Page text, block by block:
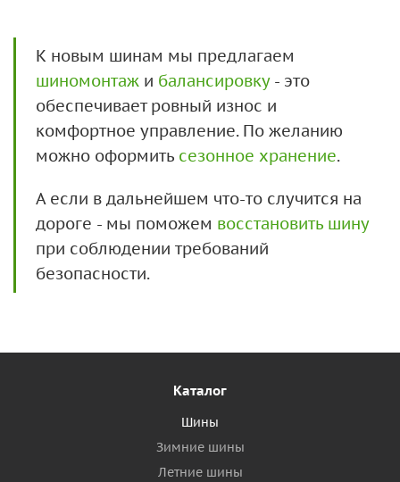
К новым шинам мы предлагаем
шиномонтаж и балансировку- это
обеспечивает ровный износ и
комфортное управление. По желанию
можно оформить сезонное хранение.
А если в дальнейшем что-то случится на
дороге - мы поможем восстановить шину
при соблюдении требований
безопасности.
Каталог
Шины
Зимние шины
Летние шины